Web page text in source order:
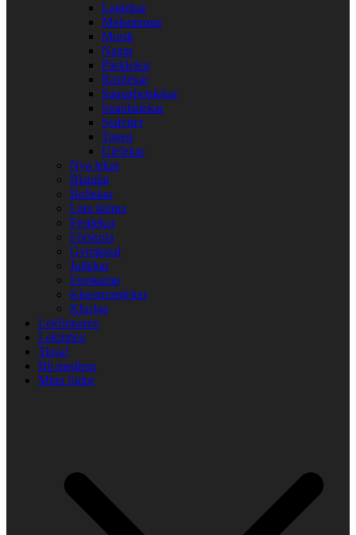
Laglekar
Midsommar
Musik
Namn
Påsklekar
Rastlekar
Samarbetslekar
Snabbalekar
Stafetter
Tagen
Utelekar
Nya lekar
Blandat
Bollekar
Lära känna
Festlekar
Förskola
Gympasal
Jullekar
Femkamp
Klassrumslekar
Kluriga
Lekfinnaren
Lekindex
Tipsa!
Bli medlem
Mina Sidor